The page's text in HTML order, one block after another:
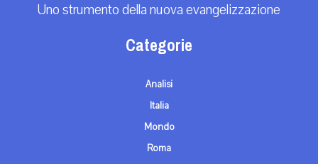
Uno strumento della nuova evangelizzazione
Categorie
Analisi
Italia
Mondo
Roma